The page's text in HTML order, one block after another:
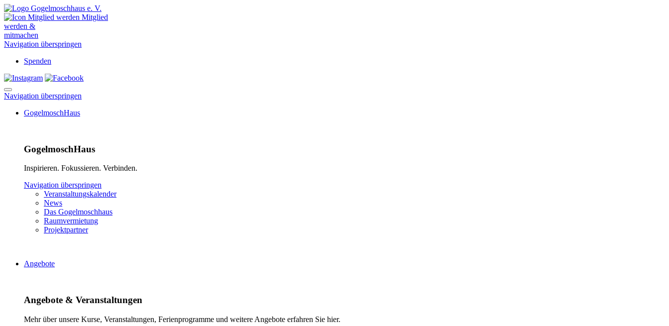
Mitglied
werden &
mitmachen
Navigation überspringen
Spenden
Navigation überspringen
GogelmoschHaus
GogelmoschHaus
Inspirieren. Fokussieren. Verbinden.
Navigation überspringen
Veranstaltungskalender
News
Das Gogelmoschhaus
Raumvermietung
Projektpartner
Angebote
Angebote & Veranstaltungen
Mehr über unsere Kurse, Veranstaltungen, Ferienprogramme und weitere Angebote erfahren Sie hier.